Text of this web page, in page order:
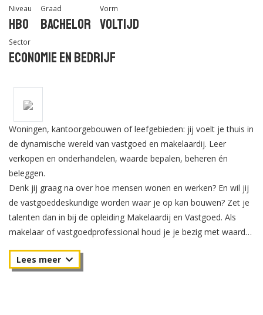
Niveau
Hbo
Graad
Bachelor
Vorm
Voltijd
Sector
Economie en Bedrijf
Woningen, kantoorgebouwen of leefgebieden: jij voelt je thuis in
de dynamische wereld van vastgoed en makelaardij. Leer
verkopen en onderhandelen, waarde bepalen, beheren én
beleggen.
Denk jij graag na over hoe mensen wonen en werken? En wil jij
de vastgoeddeskundige worden waar je op kan bouwen? Zet je
talenten dan in bij de opleiding Makelaardij en Vastgoed. Als
makelaar of vastgoedprofessional houd je je bezig met waarde.
verbinding tussen alle partijen en begeleid je cliënten ook ná het